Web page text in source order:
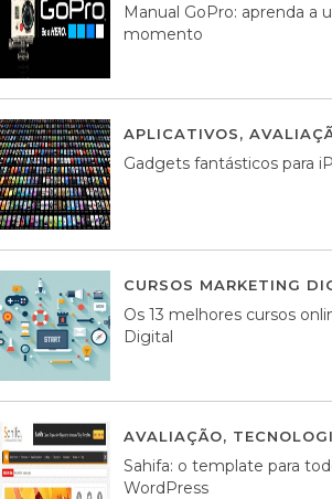
Manual GoPro: aprenda a
momento
APLICATIVOS,
Gadgets fantásticos para
CURSOS MARKETING
Os 13 melhores cursos
Digital
AVALIAÇÃO,
Sahifa: o template para
WordPress